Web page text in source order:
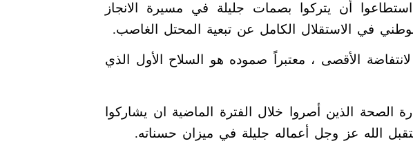
أن يتركوا بصمات جليلة في مسيرة الانجاز
في الاستقلال الكامل عن تبعية المحتل الغاصب.
واستغل د. بحر المناسبة ليحيي الشعب الفلسطيني الصابر في الذكرى 12 لانتفاضة الأقصى ، معتبراً صموده هو السلاح الأول الذي
الصحة الذين أصروا خلال الفترة الماضية ان يشاركوا
الله عز وجل أعماله جليلة في ميزان حسناته.